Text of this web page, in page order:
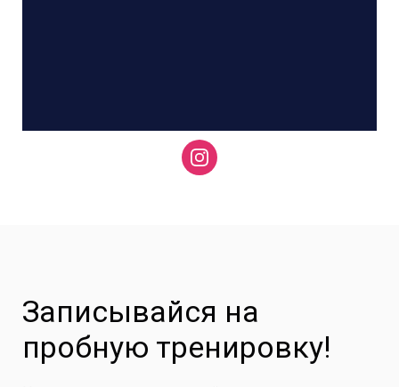
Записывайся на
пробную тренировку!